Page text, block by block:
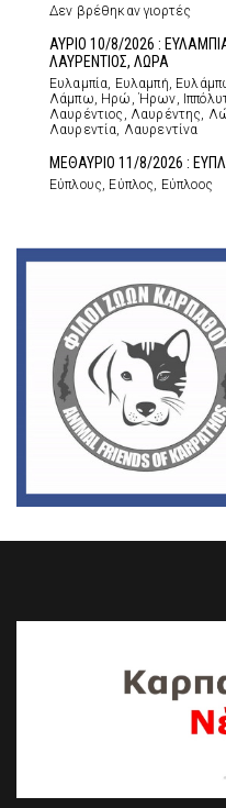
Δεν βρέθηκαν γιορτές
ΑΥΡΙΟ 10/8/2026 :
ΛΑΥΡΕΝΤΙΟΣ, ΛΩΡΑ
Ευλαμπία, Ευλαμπή,
Λάμπω, Ηρώ, Ήρων,
Λαυρέντιος, Λαυρέντης,
Λαυρεντία, Λαυρεντίνα
ΜΕΘΑΥΡΙΟ 11/8/2026 :
Εύπλους, Εύπλος, Εύπλοος